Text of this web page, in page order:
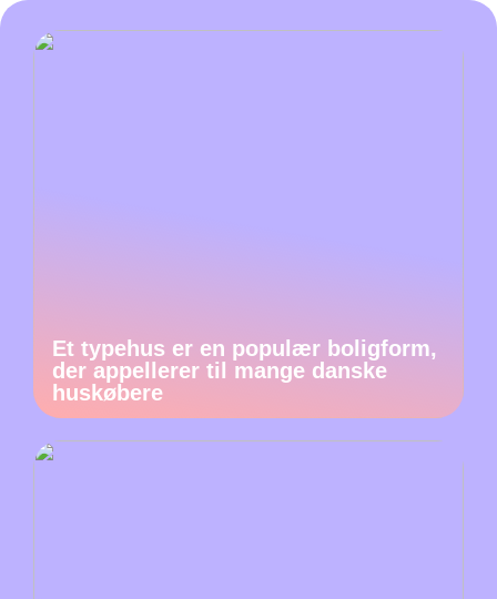
Et typehus er en populær boligform,
der appellerer til mange danske
huskøbere